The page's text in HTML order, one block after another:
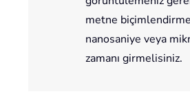
metne
nanosaniye veya
zamanı girmelisiniz.